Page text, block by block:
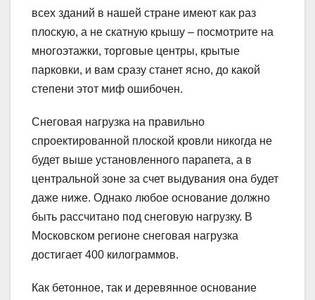
всех зданий в нашей стране имеют как раз
плоскую, а не скатную крышу – посмотрите на
многоэтажки, торговые центры, крытые
парковки, и вам сразу станет ясно, до какой
степени этот миф ошибочен.
Снеговая нагрузка на правильно
спроектированной плоской кровли никогда не
будет выше установленного парапета, а в
центральной зоне за счет выдувания она будет
даже ниже. Однако любое основание должно
быть рассчитано под снеговую нагрузку. В
Московском регионе снеговая нагрузка
достигает 400 килограммов.
Как бетонное, так и деревянное основание